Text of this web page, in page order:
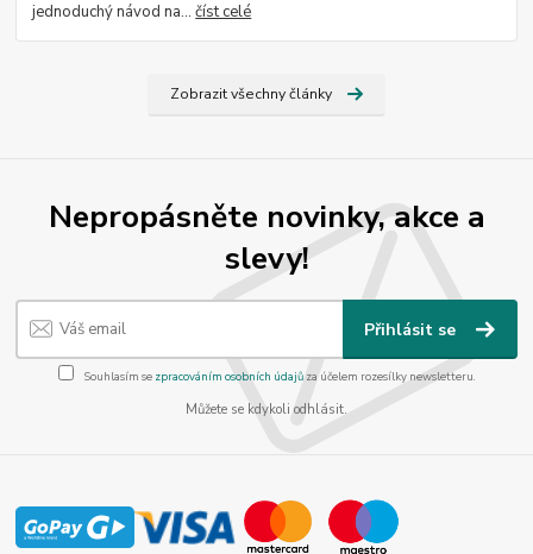
jednoduchý návod na...číst celé
Zobrazit všechny články
Nepropásněte novinky, akce a
slevy!
Přihlásit se
Souhlasím se zpracováním osobních údajůza účelem rozesílky newsletteru.
Můžete se kdykoli odhlásit.